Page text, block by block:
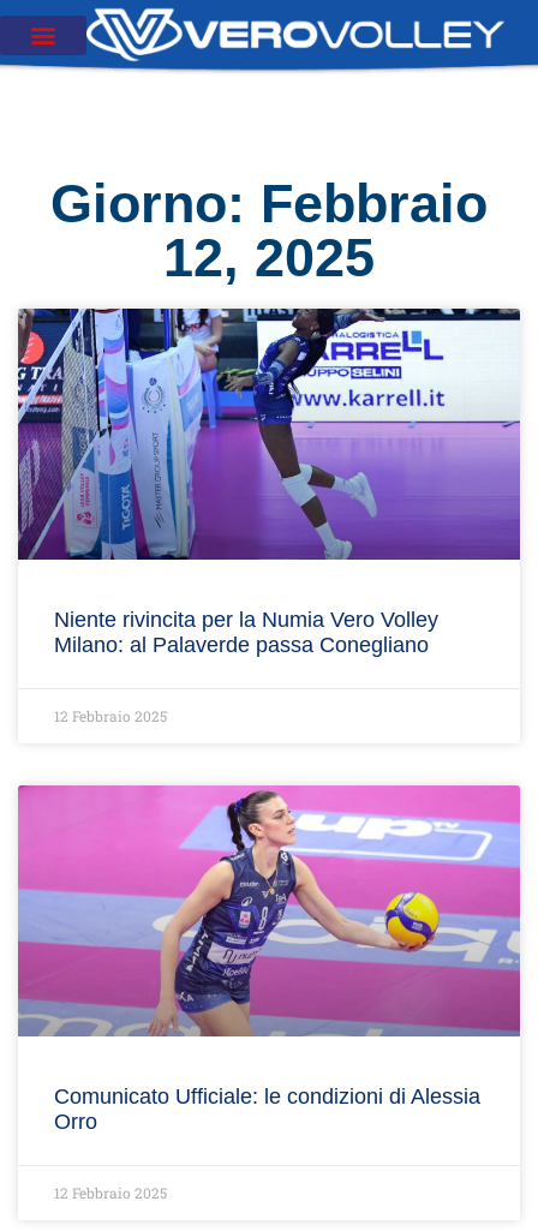
Giorno: Febbraio
12, 2025
Niente rivincita per la Numia Vero Volley
Milano: al Palaverde passa Conegliano
12 Febbraio 2025
Comunicato Ufficiale: le condizioni di Alessia
Orro
12 Febbraio 2025